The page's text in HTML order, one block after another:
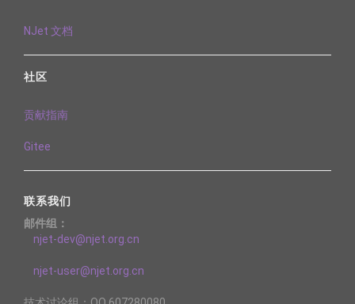
NJet 文档
社区
贡献指南
Gitee
联系我们
邮件组：
njet-dev@njet.org.cn
njet-user@njet.org.cn